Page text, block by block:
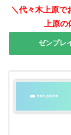
＼代々木上原で
上原
ゼンプレ